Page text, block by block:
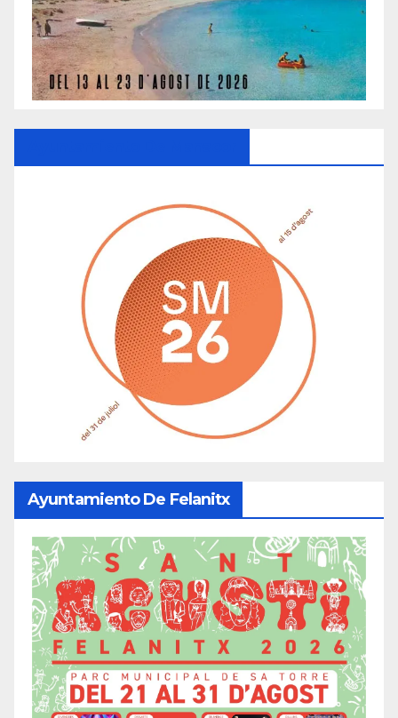
Ayuntamiento De Felanitx